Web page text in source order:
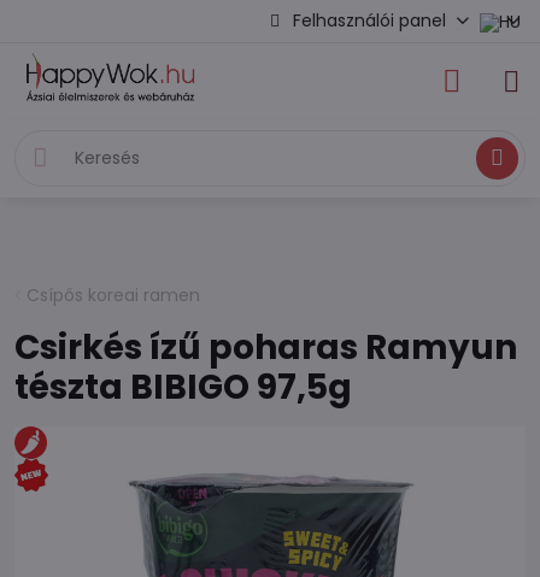
Felhasználói panel
Keresés
Csípős koreai ramen
Csirkés ízű poharas Ramyun
tészta BIBIGO 97,5g